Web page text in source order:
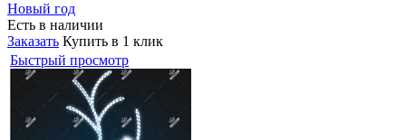
Новый год
Есть в наличии
Заказать Купить в 1 клик
Быстрый просмотр